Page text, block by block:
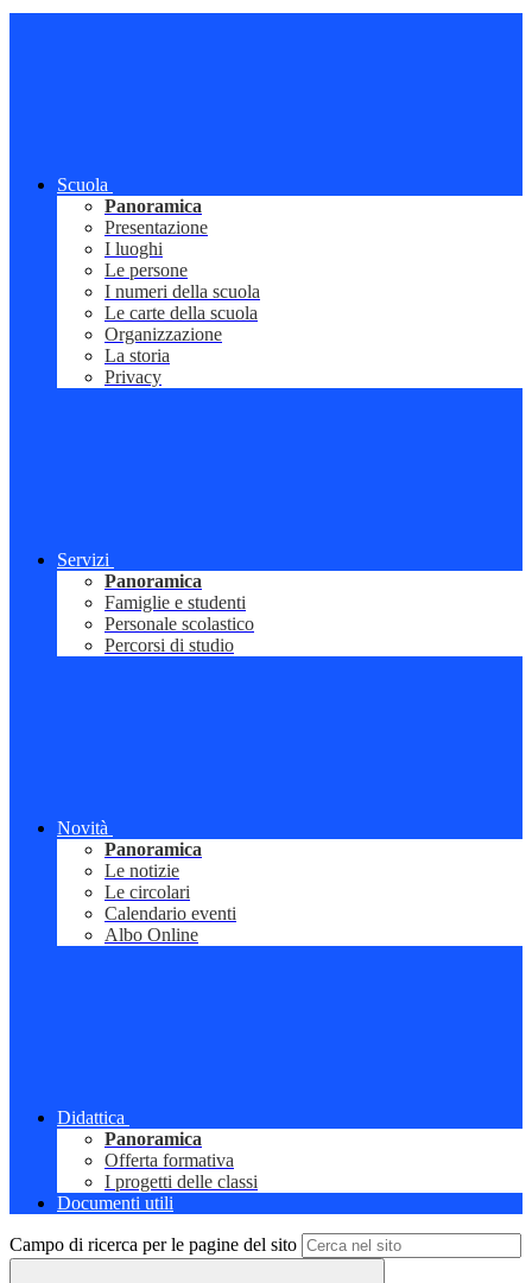
Scuola
Panoramica
Presentazione
I luoghi
Le persone
I numeri della scuola
Le carte della scuola
Organizzazione
La storia
Privacy
Servizi
Panoramica
Famiglie e studenti
Personale scolastico
Percorsi di studio
Novità
Panoramica
Le notizie
Le circolari
Calendario eventi
Albo Online
Didattica
Panoramica
Offerta formativa
I progetti delle classi
Documenti utili
Campo di ricerca per le pagine del sito